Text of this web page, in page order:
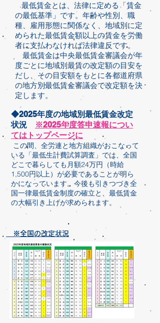
最低賃金とは、法律に定める「賃金
の最低基準」です。年齢や性別、職
種、雇用形態に関係なく、地域別に定
められた最低賃金額以上の賃金を労働
者に支払わなければ法律違反です。
最低賃金は中央最低賃金審議会が年
度ごとに地域別最賃の改定額の目安を
だし、その目安額をもとに各都道府県
の地方別最低賃金審議会で改定額を決
定します。
◆2025年度の地域別最低賃金改定
状況
※2025年度答申速報につい
てはトップページに
この間、全労連と地方組織がおこなって
いる「最低生計費試算調査」では、全国
どこで暮らしても月額24万円（時給
1,500円以上）が必要であることが明ら
かになっています。今後も引きつづき全
国一律最低賃金制度の確立と、最低賃金
の大幅引き上げが求められます。
※全国の改定状況